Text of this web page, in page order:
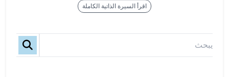
اقرأ السيرة الذاتية الكاملة